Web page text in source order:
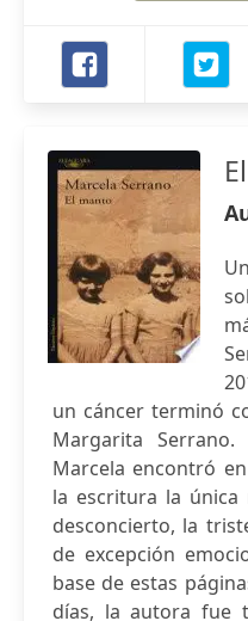
un cáncer terminó
Margarita Serrano.
Marcela encontró
la escritura la única
desconcierto, la
de excepción
base de estas
días, la autora fue